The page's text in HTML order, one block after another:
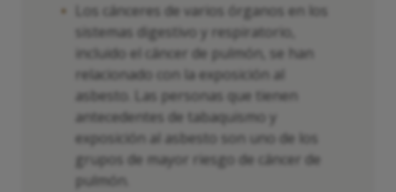
Los cánceres de varios órganos en los
sistemas digestivo y respiratorio,
incluido el cáncer de pulmón, se han
relacionado con la exposición al
asbesto. Las personas que tienen
antecedentes de tabaquismo y
exposición al asbesto son uno de los
grupos de mayor riesgo de cáncer de
pulmón.